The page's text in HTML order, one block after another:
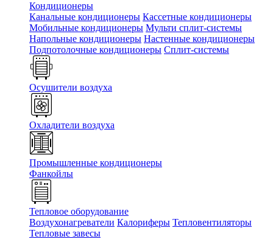
Кондиционеры
Канальные кондиционеры Кассетные кондиционеры
Мобильные кондиционеры Мульти сплит-системы
Напольные кондиционеры Настенные кондиционеры
Подпотолочные кондиционеры Сплит-системы
Осушители воздуха
Охладители воздуха
Промышленные кондиционеры
Фанкойлы
Тепловое оборудование
Воздухонагреватели Калориферы Тепловентиляторы
Тепловые завесы